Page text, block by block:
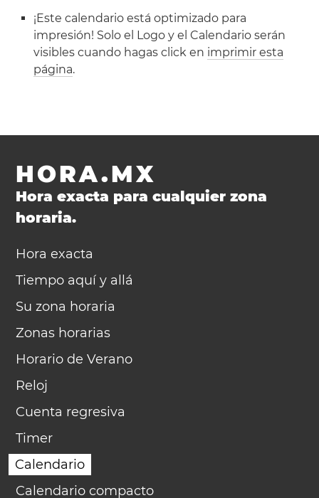
¡Este calendario está optimizado para
impresión! Solo el Logo y el Calendario serán
visibles cuando hagas click en imprimir esta
página.
HORA.MX
Hora exacta para cualquier zona
horaria.
Hora exacta
Tiempo aquí y allá
Su zona horaria
Zonas horarias
Horario de Verano
Reloj
Cuenta regresiva
Timer
Calendario
Calendario compacto